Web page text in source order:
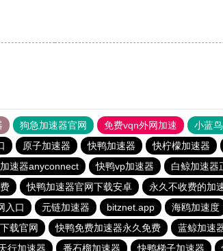
狗急加速器官网 免费vqn外网加速 小蓝鸟
原子加速器 快鸭加速器 快柠檬加速器
加速器anyconnect 快鸭vp加速器 白鲸加速器
快鸭加速器官网下载安卓 永久不收费的加
入口 元链加速器 bitznet.app 海鸥加速度
载官网 快鸭免费加速器永久免费 蓝鲸加速
行加速器 番石榴加速器 快鸭梯子加速器